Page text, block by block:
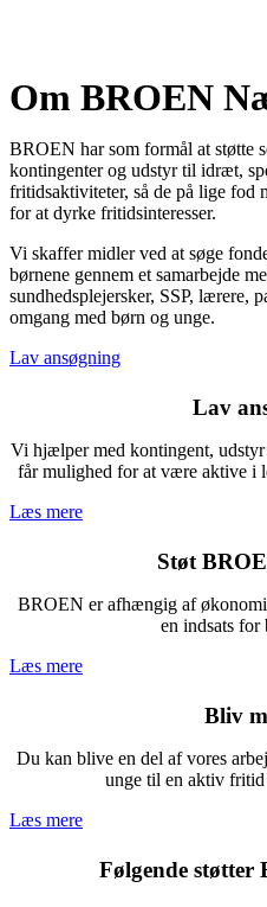
Om BROEN
BROEN har som formål at støtte
kontingenter og udstyr til idræt,
fritidsaktiviteter, så de på lige fod
for at dyrke fritidsinteresser.
Vi skaffer midler ved at søge
børnene gennem et samarbejde
sundhedsplejersker, SSP, lærere,
omgang med børn og unge.
Lav ansøgning
Lav
Vi hjælper med kontingent,
får mulighed for at være aktive i
Læs mere
Støt
BROEN er afhængig af
en indsats for
Læs mere
Bliv
Du kan blive en del af vores
unge til en aktiv
Læs mere
Følgende støtter